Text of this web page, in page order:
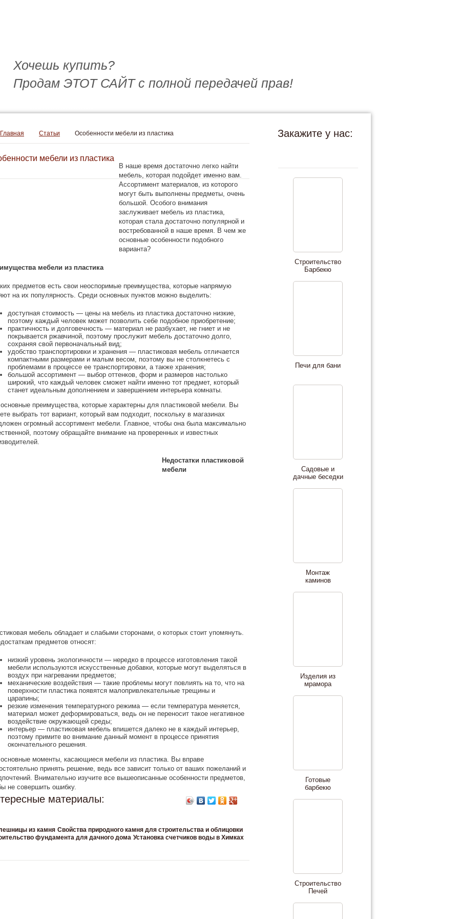
Хочешь купить?
Продам ЭТОТ САЙТ с полной передачей прав!
Главная Статьи Особенности мебели из пластика
мебели из пластика
В наше время достаточно легко найти
мебель, которая подойдет именно вам.
Ассортимент материалов, из которого
могут быть выполнены предметы, очень
большой. Особого внимания
заслуживает мебель из пластика,
которая стала достаточно популярной и
востребованной в наше время. В чем же
основные особенности подобного
варианта?
мебели из пластика
предметов есть свои неоспоримые преимущества, которые напрямую
на их популярность. Среди основных пунктов можно выделить:
доступная стоимость — цены на мебель из пластика достаточно низкие,
поэтому каждый человек может позволить себе подобное приобретение;
практичность и долговечность — материал не разбухает, не гниет и не
покрывается ржавчиной, поэтому прослужит мебель достаточно долго,
сохраняя свой первоначальный вид;
удобство транспортировки и хранения — пластиковая мебель отличается
компактными размерами и малым весом, поэтому вы не столкнетесь с
проблемами в процессе ее транспортировки, а также хранения;
большой ассортимент — выбор оттенков, форм и размеров настолько
широкий, что каждый человек сможет найти именно тот предмет, который
станет идеальным дополнением и завершением интерьера комнаты.
преимущества, которые характерны для пластиковой мебели. Вы
выбрать тот вариант, который вам подходит, поскольку в магазинах
огромный ассортимент мебели. Главное, чтобы она была максимально
поэтому обращайте внимание на проверенных и известных
Недостатки пластиковой
мебели
мебель обладает и слабыми сторонами, о которых стоит упомянуть.
предметов относят:
низкий уровень экологичности — нередко в процессе изготовления такой
мебели используются искусственные добавки, которые могут выделяться в
воздух при нагревании предметов;
механические воздействия — такие проблемы могут повлиять на то, что на
поверхности пластика появятся малопривлекательные трещины и
царапины;
резкие изменения температурного режима — если температура меняется,
материал может деформироваться, ведь он не переносит такое негативное
воздействие окружающей среды;
интерьер — пластиковая мебель впишется далеко не в каждый интерьер,
поэтому примите во внимание данный момент в процессе принятия
окончательного решения.
моменты, касающиеся мебели из пластика. Вы вправе
принять решение, ведь все зависит только от ваших пожеланий и
Внимательно изучите все вышеописанные особенности предметов,
не совершить ошибку.
материалы:
из камня Свойства природного камня для строительства и облицовки
фундамента для дачного дома Установка счетчиков воды в Химках
Закажите у нас:
Строительство
Барбекю
Печи для бани
Садовые и
дачные беседки
Монтаж
каминов
Изделия из
мрамора
Готовые
барбекю
Строительство
Печей